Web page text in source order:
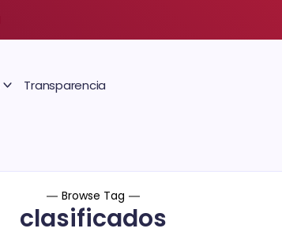
Transparencia
Browse Tag
clasificados